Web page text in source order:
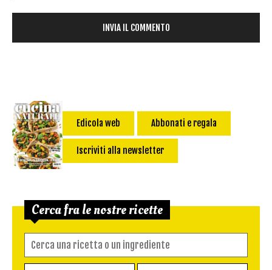
Edicola web Abbonati e regala
Iscriviti alla newsletter
Cerca fra le nostre ricette